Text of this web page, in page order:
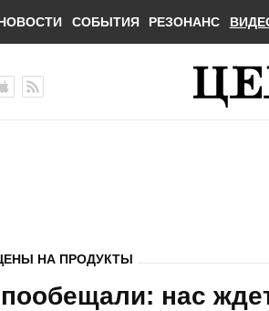
СОБЫТИЯ РЕЗОНАНС
НА ПРОДУКТЫ
нас